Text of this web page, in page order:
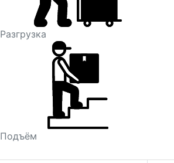
Разгрузка
Подъём